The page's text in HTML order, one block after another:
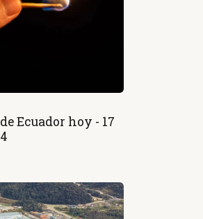
Ecuador hoy - 17